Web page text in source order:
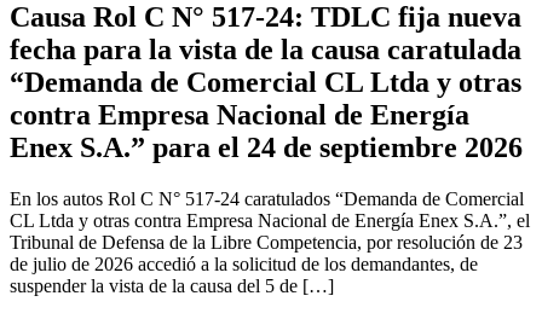
Causa Rol C N° 517-24: TDLC fija nueva
fecha para la vista de la causa caratulada
“Demanda de Comercial CL Ltda y otras
contra Empresa Nacional de Energía
Enex S.A.” para el 24 de septiembre 2026
En los autos Rol C N° 517-24 caratulados “Demanda de Comercial
CL Ltda y otras contra Empresa Nacional de Energía Enex S.A.”, el
Tribunal de Defensa de la Libre Competencia, por resolución de 23
de julio de 2026 accedió a la solicitud de los demandantes, de
suspender la vista de la causa del 5 de […]